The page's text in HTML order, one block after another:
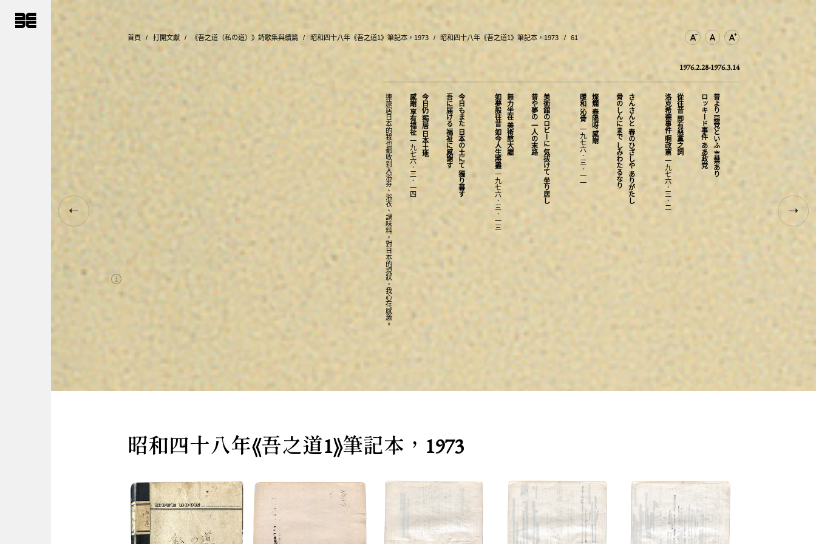
首頁 打開文獻 《吾之道（私の道）》詩歌集與續篇 昭和四十八年《吾之道1》筆記本，1973 昭和四十八年《吾之道1》筆記本，1973 61
文字尺寸縮小
文字尺寸正常文字尺寸增加
圖台操作說明(點擊打開燈箱)
1976.2.28-1976.3.14
ありがたし 唯ありがたし この月日
神在り友あり 騰鯨のあり
有神明有朋友 有騰鯨
昔より 惡党といふ 言葉あり
ロッキード事件 ああ政党
從往昔 即有惡黨之詞
洛克希德事件 啊政黨
一九七六．三．二
さんさんと 春のひざしや ありがたし
骨のしんにまで しみわたるなり
燦爛 春陽呀 感謝
暖和 沁骨
一九七六．三．一一
美術舘のロビーに 気拔けて 坐り居し
昔や夢の 一人の末路
無力坐在 美術館大廳
如夢般往昔 如今人生將盡
一九七六．三．一三
今日もまた 日本の土にて 獨り暮す
吾に届ける 福祉に感謝す
今日仍 獨居 日本土地
感謝 享有福祉
一九七六．三．一四
連旅居日本的我也都收到入浴券、浴衣、調味料，對日本的現狀，我心存感激。
昭和四十八年《吾之道1》筆記本，1973